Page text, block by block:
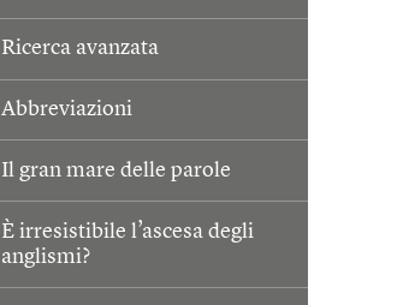
Ricerca avanzata
Abbreviazioni
Il gran mare delle parole
È irresistibile l’ascesa degli
anglismi?